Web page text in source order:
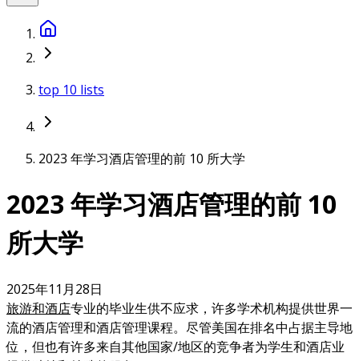
top 10 lists
2023 年学习酒店管理的前 10 所大学
2023 年学习酒店管理的前 10
所大学
2025年11月28日
旅游和酒店专业的毕业生供不应求，许多学术机构提供世界一
流的酒店管理和酒店管理课程。尽管美国在排名中占据主导地
位，但也有许多来自其他国家/地区的竞争者为学生和酒店业